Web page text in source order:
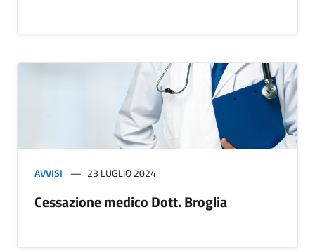
AVVISI 23 LUGLIO 2024
Cessazione medico Dott. Broglia